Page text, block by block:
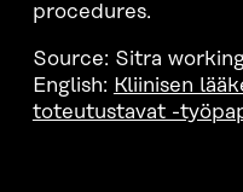
procedures.
Source: Sitra
English: Kliinisen
toteutustavat -